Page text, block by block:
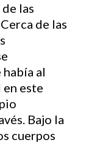
las
de las
al
este
Bajo la
cuerpos